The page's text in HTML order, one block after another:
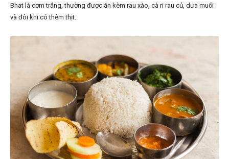
Bhat là cơm trắng, thường được ăn kèm rau xào, cà ri rau củ, dưa muối
và đôi khi có thêm thịt.